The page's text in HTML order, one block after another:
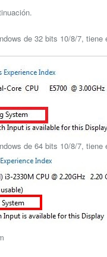
de 32 bits 10/8/7, tiene
de 64 bits 10/8/7, tiene